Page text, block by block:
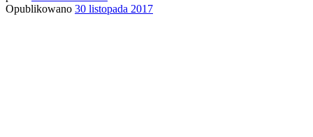
Opublikowano 30 listopada 2017